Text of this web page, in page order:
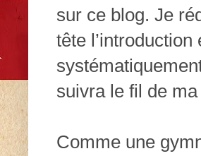
sur ce blog. Je
tête
suivra le fil de
Comme une